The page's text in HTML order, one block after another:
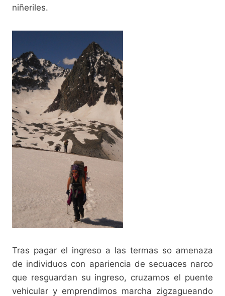
niñeriles.
Tras pagar el ingreso a las termas so amenaza
de individuos con apariencia de secuaces narco
que resguardan su ingreso, cruzamos el puente
vehicular y emprendimos marcha zigzagueando